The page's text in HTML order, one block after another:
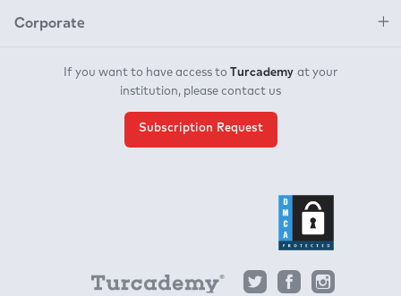
Corporate
If you want to have access to Turcademy at your
institution, please contact us
Subscription Request